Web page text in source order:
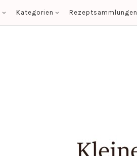
Kategorien Rezeptsammlungen